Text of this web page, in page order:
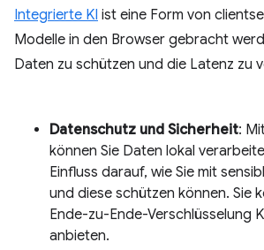
Integrierte KI ist eine Form von
Modelle in den Browser gebracht
Daten zu schützen und die Latenz zu
Datenschutz und Sicherheit:
können Sie Daten lokal
Einfluss darauf, wie Sie mit
und diese schützen können. Sie
Ende-zu-Ende-Verschlüsselung
anbieten.